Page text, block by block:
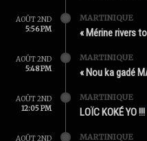
AOÛT 2ND
5:56 PM
MARTINIQUE
« Mérine rivers
AOÛT 2ND
5:48 PM
MARTINIQUE
« Nou ka gadé
AOÛT 2ND
12:05 PM
MARTINIQUE
LOÏC KOKÉ YO !!!
AOÛT 2ND
MARTINIQUE